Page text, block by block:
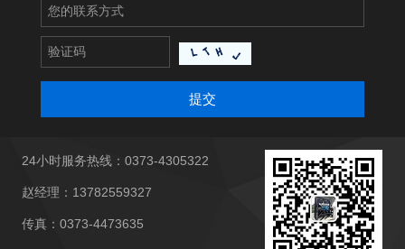
提交
24小时服务热线：0373-4305322
赵经理：13782559327
传真：0373-4473635